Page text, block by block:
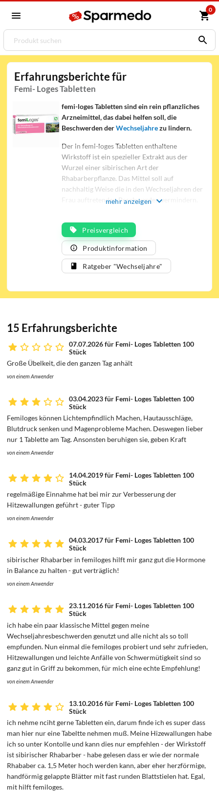
0
Erfahrungsberichte für
Femi- Loges Tabletten
femi-loges Tabletten sind ein rein pflanzliches
Arzneimittel, das dabei helfen soll, die
Beschwerden derWechseljahrezu lindern.
Der in femi-loges Tabletten enthaltene
Wirkstoff ist ein spezieller Extrakt aus der
Wurzel einer sibirischen Art der
Rhabarberpflanze. Das Mittel soll auf
nachhaltig Weise die in den Wechseljahren der
Frau auftretenden Beschwerden vermindern.
Schweißausbrüche und unangenehme
Hitzewallungen, Ängstlichkeit und depressive
Verstimmungen sowie Störungen des Schlafes.
Nebenwirkungen wie eine Erhöhung des
Spannungsgefühle sollen nicht auftreten. Die
mehr anzeigen
Preisvergleich
Produktinformation
Ratgeber "Wechseljahre"
15 Erfahrungsberichte
07.07.2026 für Femi- Loges Tabletten 100
Stück
Große Übelkeit, die den ganzen Tag anhält
von einem Anwender
03.04.2023 für Femi- Loges Tabletten 100
Stück
Femiloges können Lichtempfindlich Machen, Hautausschläge,
Blutdruck senken und Magenprobleme Machen. Deswegen lieber
nur 1 Tablette am Tag. Ansonsten beruhigen sie, geben Kraft
von einem Anwender
14.04.2019 für Femi- Loges Tabletten 100
Stück
regelmäßige Einnahme hat bei mir zur Verbesserung der
Hitzewallungen geführt - guter Tipp
von einem Anwender
04.03.2017 für Femi- Loges Tabletten 100
Stück
sibirischer Rhabarber in femiloges hilft mir ganz gut die Hormone
in Balance zu halten - gut verträglich!
von einem Anwender
23.11.2016 für Femi- Loges Tabletten 100
Stück
ich habe ein paar klassische Mittel gegen meine
Wechseljahresbeschwerden genutzt und alle nicht als so toll
empfunden. Nun einmal die femiloges probiert und sehr zufrieden,
Hitzewallungen und leichte Anfälle von Schwermütigkeit sind so
ganz gut in Griff zu bekommen, für mich eine echte Empfehlung!
von einem Anwender
13.10.2016 für Femi- Loges Tabletten 100
Stück
ich nehme nciht gerne Tabletten ein, darum finde ich es super dass
man hier nur eine Tabeltte nehmen muß. Meine Hizewallungen habe
ich so unter Kontolle und kann dies nur empfehlen - der Wirkstoff
ist sibirischer Rhabarber - habe gelesen dass er wie der normale
Rhababer ca. 1,5 Meter hoch werden kann, aber eher herzförmige,
handförmig gelappte Blätter mit fast runden Blattstielen hat. Egal,
mit hilft femiloges.